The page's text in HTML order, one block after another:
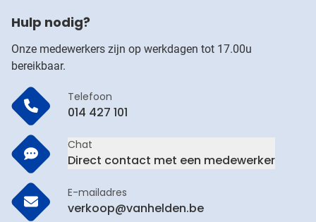
Hulp nodig?
Onze medewerkers zijn op werkdagen tot 17.00u
bereikbaar.
Telefoon
014 427 101
Chat
Direct contact met een medewerker
E-mailadres
verkoop@vanhelden.be